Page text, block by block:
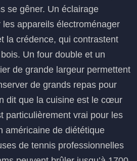
se gêner. Un éclairage
appareils électroménager
la crédence, qui contrastent
Un four double et un
de grande largeur permettent
de grands repas pour
dit que la cuisine est le cœur
particulièrement vrai pour les
américaine de diététique
de tennis professionnelles